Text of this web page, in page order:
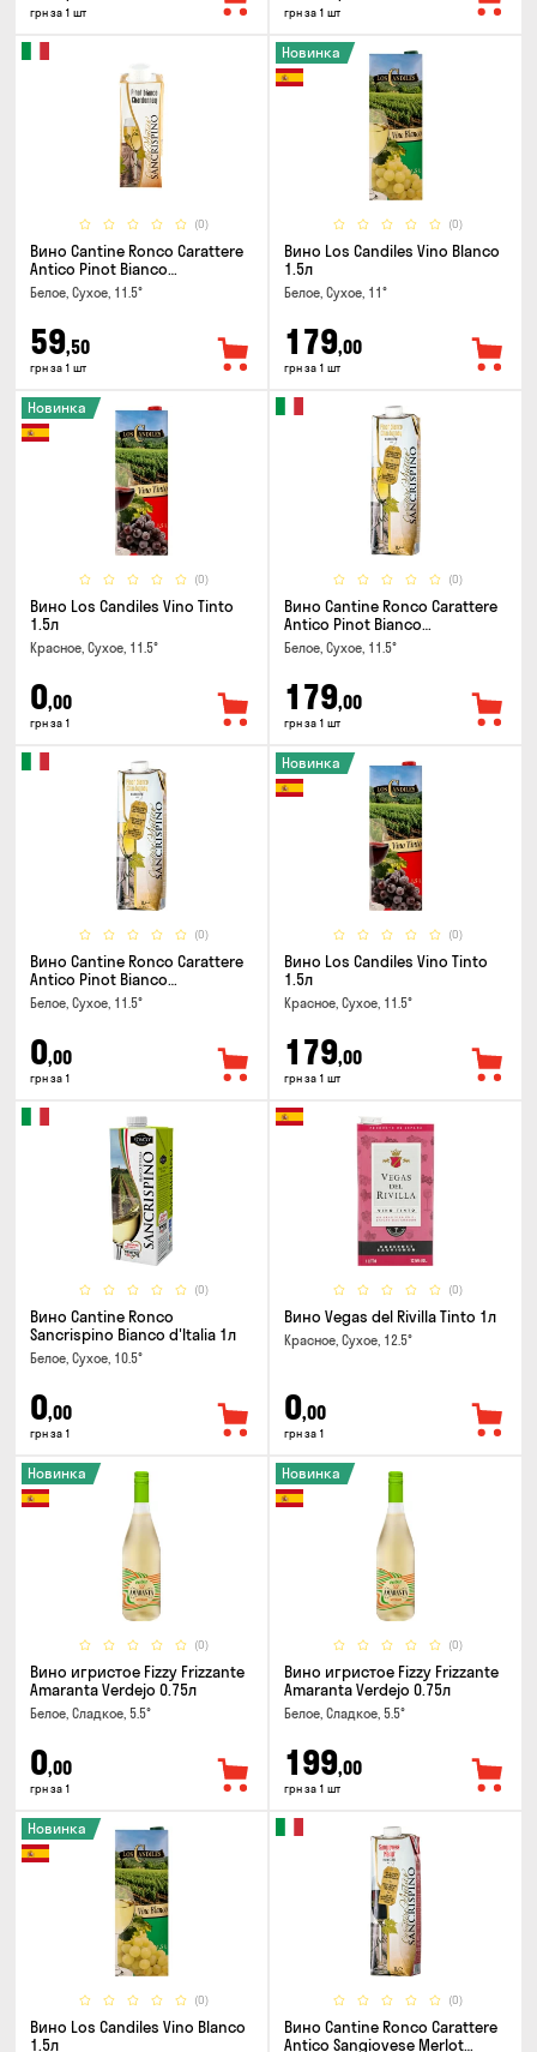
грн за 1 шт грн за 1 шт
(0)
Вино Cantine Ronco Carattere
Antico Pinot Bianco
Chardonnay Rubicone IGT 0.25л
Белое, Сухое, 11.5°
59,50
грн за 1 шт
(0)
Новинка
Вино Los Candiles Vino Blanco
1.5л
Белое, Сухое, 11°
179,00
грн за 1 шт
(0)
Новинка
Вино Los Candiles Vino Tinto
1.5л
Красное, Сухое, 11.5°
0,00
грн за 1
(0)
Вино Cantine Ronco Carattere
Antico Pinot Bianco
Chardonnay Rubicone IGT 1л
Белое, Сухое, 11.5°
179,00
грн за 1 шт
(0)
Вино Cantine Ronco Carattere
Antico Pinot Bianco
Chardonnay Rubicone IGT 1л
Белое, Сухое, 11.5°
0,00
грн за 1
(0)
Новинка
Вино Los Candiles Vino Tinto
1.5л
Красное, Сухое, 11.5°
179,00
грн за 1 шт
(0)
Вино Cantine Ronco
Sancrispino Bianco d'Italia 1л
Белое, Сухое, 10.5°
0,00
грн за 1
(0)
Вино Vegas del Rivilla Tinto 1л
Красное, Сухое, 12.5°
0,00
грн за 1
(0)
Новинка
Вино игристое Fizzy Frizzante
Amaranta Verdejo 0.75л
Белое, Сладкое, 5.5°
0,00
грн за 1
(0)
Новинка
Вино игристое Fizzy Frizzante
Amaranta Verdejo 0.75л
Белое, Сладкое, 5.5°
199,00
грн за 1 шт
(0)
Новинка
Вино Los Candiles Vino Blanco
1.5л
(0)
Вино Cantine Ronco Carattere
Antico Sangiovese Merlot